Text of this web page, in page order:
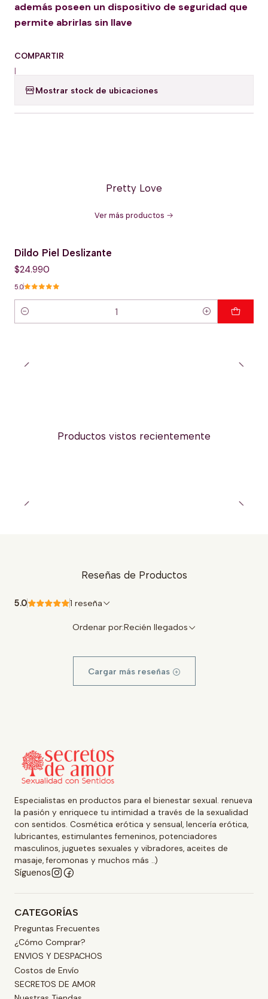
además poseen un dispositivo de seguridad que
permite abrirlas sin llave
COMPARTIR
|
Mostrar stock de ubicaciones
Pretty Love
Ver más productos
Dildo Piel Deslizante
$24.990
5.0
Cantidad
Productos vistos recientemente
Reseñas de Productos
5.0 1 reseña
Ordenar por:Recién llegados
Cargar más reseñas
Especialistas en productos para el bienestar sexual. renueva
la pasión y enriquece tu intimidad a través de la sexualidad
con sentidos. Cosmética erótica y sensual, lencería erótica,
lubricantes, estimulantes femeninos, potenciadores
masculinos, juguetes sexuales y vibradores, aceites de
masaje, feromonas y muchos más ..)
Síguenos
CATEGORÍAS
Preguntas Frecuentes
¿Cómo Comprar?
ENVIOS Y DESPACHOS
Costos de Envío
SECRETOS DE AMOR